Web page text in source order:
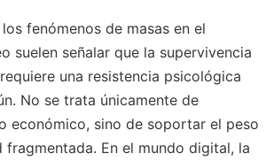
fenómenos de masas en el
suelen señalar que la supervivencia
una resistencia psicológica
No se trata únicamente de
económico, sino de soportar el peso
fragmentada. En el mundo digital, la